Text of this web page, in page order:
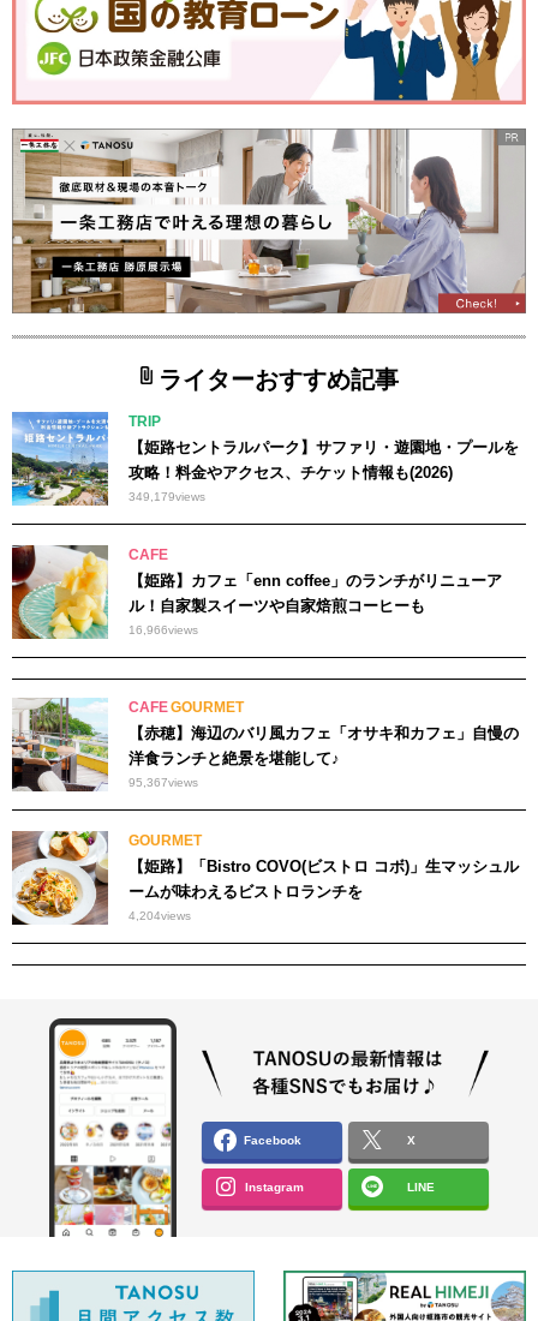
ライターおすすめ記事
TRIP
【姫路セントラルパーク】サファリ・遊園地・プールを
攻略！料金やアクセス、チケット情報も(2026)
349,179views
CAFE
【姫路】カフェ「enn coffee」のランチがリニューア
ル！自家製スイーツや自家焙煎コーヒーも
16,966views
CAFEGOURMET
【赤穂】海辺のバリ風カフェ「オサキ和カフェ」自慢の
洋食ランチと絶景を堪能して♪
95,367views
GOURMET
【姫路】「Bistro COVO(ビストロ コボ)」生マッシュル
ームが味わえるビストロランチを
4,204views
Facebook X
Instagram LINE